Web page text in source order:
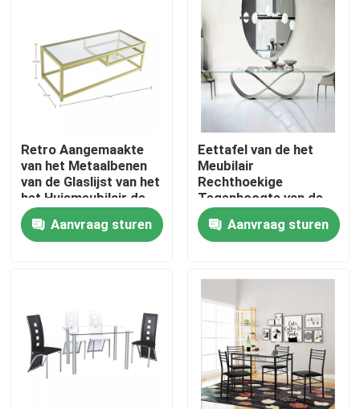
Ongeveer ons
Fabrieksreis
Kwaliteitscontrole
Contacteer ons
Woonkamermeubilair
Retro Aangemaakte
van het Metaalbenen
van de Glaslijst van het
het Huismeubilair de
Rechthoekvorm
Aanvraag sturen
Eettafel van de het
Meubilair
Rechthoekige
Tegenhoogte van de
luxe de Italiaanse
EetkamerAanvraag sturen